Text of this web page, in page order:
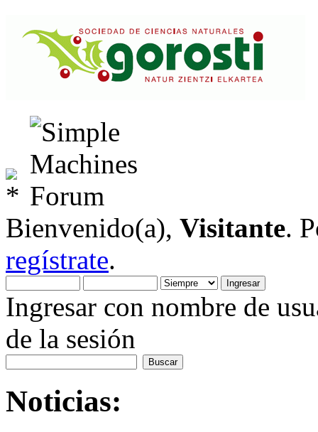
Bienvenido(a), Visitante.
regístrate.
Ingresar con nombre de
de la sesión
Noticias: